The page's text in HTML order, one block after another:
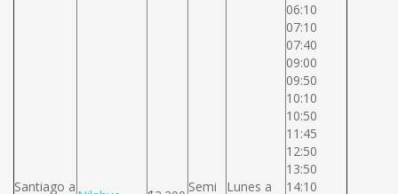
Santiago a
Semi
Lunes a
06:10
07:10
07:40
09:00
09:50
10:10
10:50
11:45
12:50
13:50
14:10